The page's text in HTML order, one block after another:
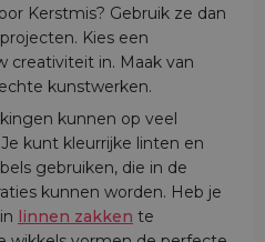
Kerstmis? Gebruik ze dan
Kies een
creativiteit in. Maak van
kunstwerken.
kunnen op veel
kunt kleurrijke linten en
gebruiken, die in de
kunnen worden. Heb je
linnen zakken te